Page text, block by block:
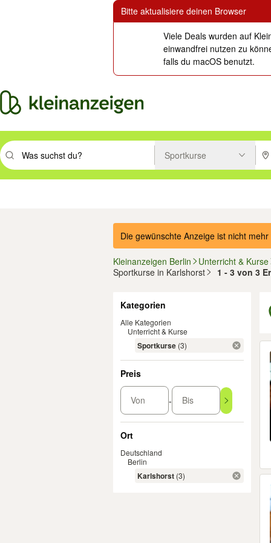
Bitte aktualisiere deinen Browser
Viele Deals wurden auf
einwandfrei nutzen zu
falls du macOS benutzt.
Suchbegriff eingeben. Eingabetaste drücken um zu suchen, oder
Sportkurse
Die gewünschte Anzeige ist nicht
Kleinanzeigen Berlin
Unterricht & Kurse
Sportkurse in Karlshorst
1 - 3 von 3
Kategorien
Alle Kategorien
Unterricht & Kurse
Sportkurse (3)
Preis
Von - Bis
Ort
Deutschland
Berlin
Karlshorst (3)